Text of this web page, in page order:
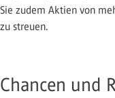
Sie zudem Aktien von
zu streuen.
Chancen und